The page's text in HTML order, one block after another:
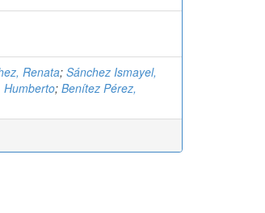
Renata; Sánchez Ismayel,
Humberto; Benítez Pérez,